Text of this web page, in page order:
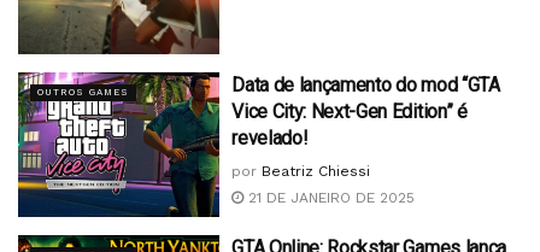
OUTROS GAMES
Data de lançamento do mod “GTA
Vice City: Next-Gen Edition” é
revelado!
por Beatriz Chiessi
21 DE JANEIRO DE 2025